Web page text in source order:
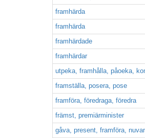
framhärda
framhärda
framhärdade
framhärdar
utpeka, framhålla, påoeka,
framställa, posera, pose
framföra, föredraga, föredra
främst, premiärminister
gåva, present, framföra,